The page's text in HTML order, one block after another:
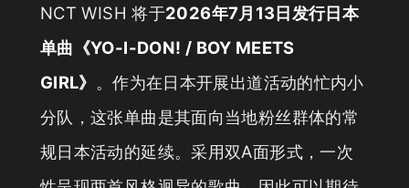
NCT WISH 将于2026年7月13日发行日本
单曲《YO-I-DON! / BOY MEETS
GIRL》 。作为在日本开展出道活动的忙内小
分队，这张单曲是其面向当地粉丝群体的常
规日本活动的延续。采用双A面形式，一次